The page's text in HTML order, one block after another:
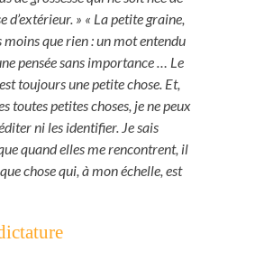
d’extérieur. » « La petite graine,
moins que rien : un mot entendu
pensée sans importance … Le
toujours une petite chose. Et,
toutes petites choses, je ne peux
ni les identifier. Je sais
quand elles me rencontrent, il
chose qui, à mon échelle, est